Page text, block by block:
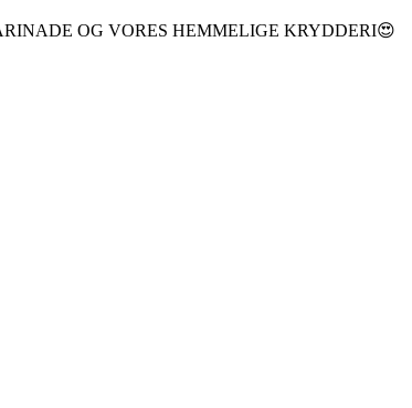
OG VORES HEMMELIGE KRYDDERI😍